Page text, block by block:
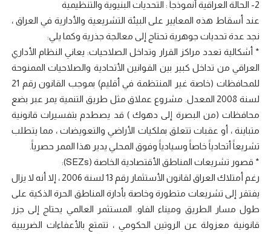
2- الحالة العراقية أنموذجاََ : التحديات البنيوية والتنظيمية
عند أسقاط هذه المعايير على البيئة التشريعية والأدارية في العراق ،
نجد عدة تحديات جوهرية تحتاج إلى معالجة جذرية وكما يلي:
* أشكالية تعدد مراكز القرار وتداخل الصلاحيات: يعاني النظام الأداري
العراقي من تداخل كبير بين القوانين الأتحادية والصلاحيات الممنوحة
للمحافظات (خاصة غير المنتظمة في أقليم) بموجب القانون رقم 21
لسنة 2008 المعدل. مشروع عملاق مثل طريق التنمية يمر عبر بضع
محافظات (من البصرة إلى دهوك ) قد يصطدم بتفسيرات قانونية
متباينة ، أو عقبات تتعلق بملكيات الأراضي والتعويضات ، مما يتطلب
تشريعاََ أتحادياََ خاصاََ وسيادياََ وفوق المحلي يدير هذا الممر حصرياََ.
* قصور تشريعات المناطق الأقتصادية الخاصة (SEZs):
رغم أمتلاك العراق لقانون الأستثمار رقم 13 لسنة 2006 ، إلا أنه لا يزال
يفتقر إلى تشريعات متطورة وخاصة بأدارة المناطق الحرة الذكية على
طول مسار الطريق وميناء الفاو. المستثمر العالمي يحتاج إلى جزر
قانونية معزولة عن الروتين الحكومي ، تتمتع بالأعفاءات الضريبية